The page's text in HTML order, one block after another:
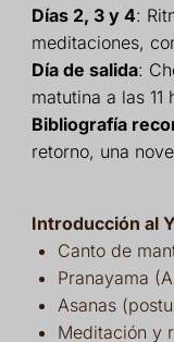
Días 2, 3 y 4:
meditaciones,
Día de salida:
matutina a las 11
Bibliografía
retorno, una
Introducción al
Canto de
Pranayama
Asanas
Meditación y